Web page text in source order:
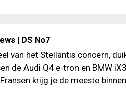
| DS No7
van het Stellantis concern,
de Audi Q4 e-tron en BMW
krijg je de meeste